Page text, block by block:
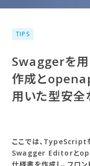
TIPS
Swaggerを​
作成と​
用いた​型安全
ここでは、TypeScript
Swagger Editorと